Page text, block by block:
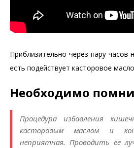
Приблизительно через пару часов
есть подействует касторовое
Необходимо
Процедура избавления
касторовым маслом и
неприятная. Проводить ее